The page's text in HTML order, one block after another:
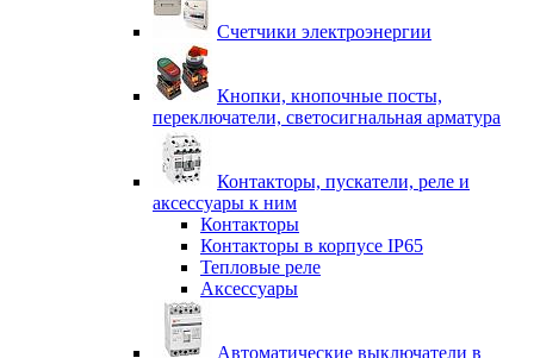
Счетчики электроэнергии
Кнопки, кнопочные посты,
переключатели, светосигнальная арматура
Контакторы, пускатели, реле и
аксессуары к ним
Контакторы
Контакторы в корпусе IP65
Тепловые реле
Аксессуары
Автоматические выключатели в